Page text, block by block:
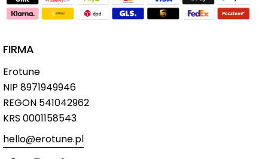
FIRMA
Erotune
NIP 8971949946
REGON 541042962
KRS 0001158543
hello@erotune.pl